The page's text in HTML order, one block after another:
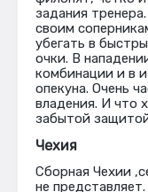
задания
своим
убегать в
очки. В
комбинации и в
опекуна. Очень
владения. И что
забытой
Чехия
Сборная Чехии
не